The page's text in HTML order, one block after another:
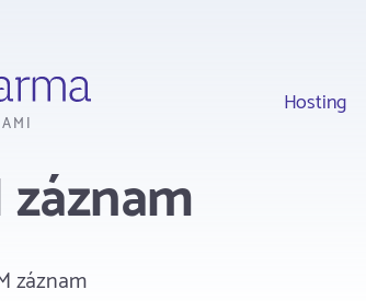
Hosting
záznam
záznam